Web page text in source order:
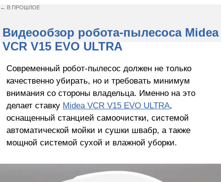
← В ПРОШЛОЕ
Видеообзор робота-пылесоса Midea
VCR V15 EVO ULTRA
Современный робот-пылесос должен не только
качественно убирать, но и требовать минимум
внимания со стороны владельца. Именно на это
делает ставку Midea VCR V15 EVO ULTRA,
оснащенный станцией самоочистки, системой
автоматической мойки и сушки швабр, а также
мощной системой сухой и влажной уборки.